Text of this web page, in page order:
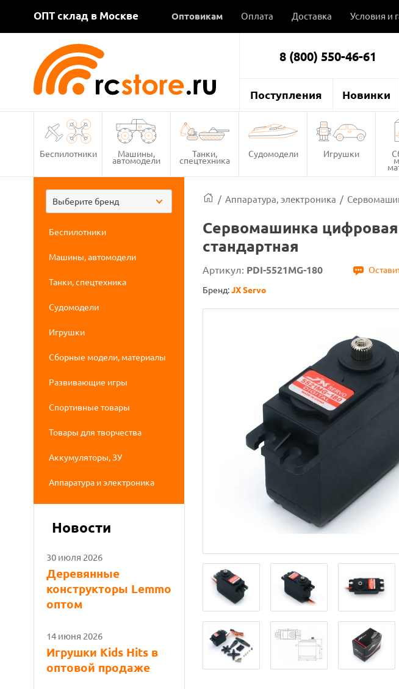
ОПТ склад в Москве Оптовикам Оплата Доставка Условия и
8 (800) 550-46-61
Поступления Новинки
Беспилотники Машины,
автомодели
Танки,
спецтехника
Судомодели Игрушки
Выберите бренд
Беспилотники
Машины, автомодели
Танки, спецтехника
Судомодели
Игрушки
Сборные модели, материалы
Развивающие игры
Спортивные товары
Товары для творчества
Аккумуляторы, ЗУ
Аппаратура и электроника
Новости
30 июля 2026
Деревянные
конструкторы Lemmo
оптом
14 июня 2026
Игрушки Kids Hits в
оптовой продаже
/ Аппаратура, электроника /
Сервомашинка цифровая
стандартная
Артикул: PDI-5521MG-180
Бренд:JX Servo